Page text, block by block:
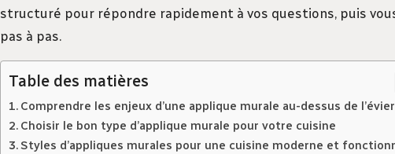
structuré pour répondre rapidement à vos questions, puis
pas à pas.
Table des matières
Comprendre les enjeux d’une applique murale au-dessus de l’évier
Choisir le bon type d’applique murale pour votre cuisine
Styles d’appliques murales pour une cuisine moderne et